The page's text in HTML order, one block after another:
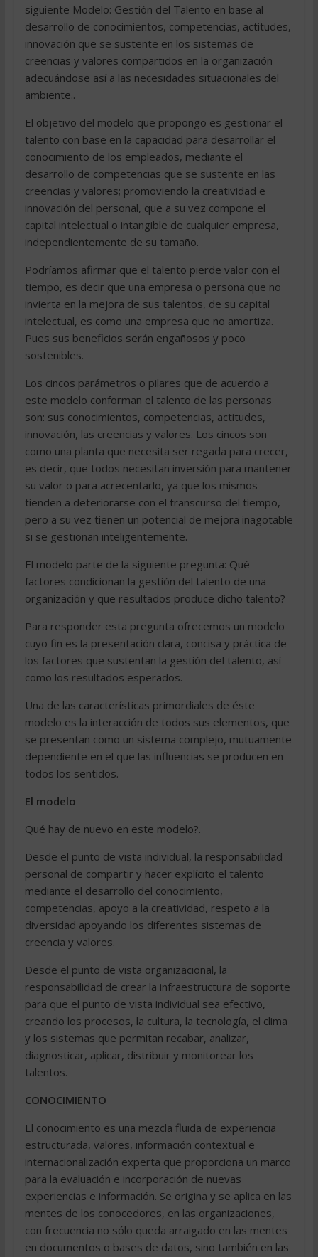
siguiente Modelo: Gestión del Talento en base al
desarrollo de conocimientos, competencias, actitudes,
innovación que se sustente en los sistemas de
creencias y valores compartidos en la organización
adecuándose así a las necesidades situacionales del
ambiente..
El objetivo del modelo que propongo es gestionar el
talento con base en la capacidad para desarrollar el
conocimiento de los empleados, mediante el
desarrollo de competencias que se sustente en las
creencias y valores; promoviendo la creatividad e
innovación del personal, que a su vez compone el
capital intelectual o intangible de cualquier empresa,
independientemente de su tamaño.
Podríamos afirmar que el talento pierde valor con el
tiempo, es decir que una empresa o persona que no
invierta en la mejora de sus talentos, de su capital
intelectual, es como una empresa que no amortiza.
Pues sus beneficios serán engañosos y poco
sostenibles.
Los cincos parámetros o pilares que de acuerdo a
este modelo conforman el talento de las personas
son: sus conocimientos, competencias, actitudes,
innovación, las creencias y valores. Los cincos son
como una planta que necesita ser regada para crecer,
es decir, que todos necesitan inversión para mantener
su valor o para acrecentarlo, ya que los mismos
tienden a deteriorarse con el transcurso del tiempo,
pero a su vez tienen un potencial de mejora inagotable
si se gestionan inteligentemente.
El modelo parte de la siguiente pregunta: Qué
factores condicionan la gestión del talento de una
organización y que resultados produce dicho talento?
Para responder esta pregunta ofrecemos un modelo
cuyo fin es la presentación clara, concisa y práctica de
los factores que sustentan la gestión del talento, así
como los resultados esperados.
Una de las características primordiales de éste
modelo es la interacción de todos sus elementos, que
se presentan como un sistema complejo, mutuamente
dependiente en el que las influencias se producen en
todos los sentidos.
El modelo
Qué hay de nuevo en este modelo?.
Desde el punto de vista individual, la responsabilidad
personal de compartir y hacer explícito el talento
mediante el desarrollo del conocimiento,
competencias, apoyo a la creatividad, respeto a la
diversidad apoyando los diferentes sistemas de
creencia y valores.
Desde el punto de vista organizacional, la
responsabilidad de crear la infraestructura de soporte
para que el punto de vista individual sea efectivo,
creando los procesos, la cultura, la tecnología, el clima
y los sistemas que permitan recabar, analizar,
diagnosticar, aplicar, distribuir y monitorear los
talentos.
CONOCIMIENTO
El conocimiento es una mezcla fluida de experiencia
estructurada, valores, información contextual e
internacionalización experta que proporciona un marco
para la evaluación e incorporación de nuevas
experiencias e información. Se origina y se aplica en las
mentes de los conocedores, en las organizaciones,
con frecuencia no sólo queda arraigado en las mentes
en documentos o bases de datos, sino también en las